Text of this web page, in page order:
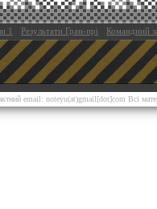
1 Результати Гран-прі Командний
email: noteyu(at)gmail[dot]com Всі